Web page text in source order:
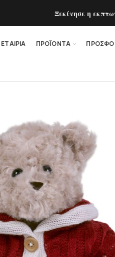
ΕΤΑΙΡΙΑ ΠΡΟΪΟΝΤΑ
Ξεκίνησε η